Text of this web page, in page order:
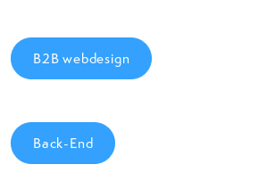
B2B webdesign
Back-End